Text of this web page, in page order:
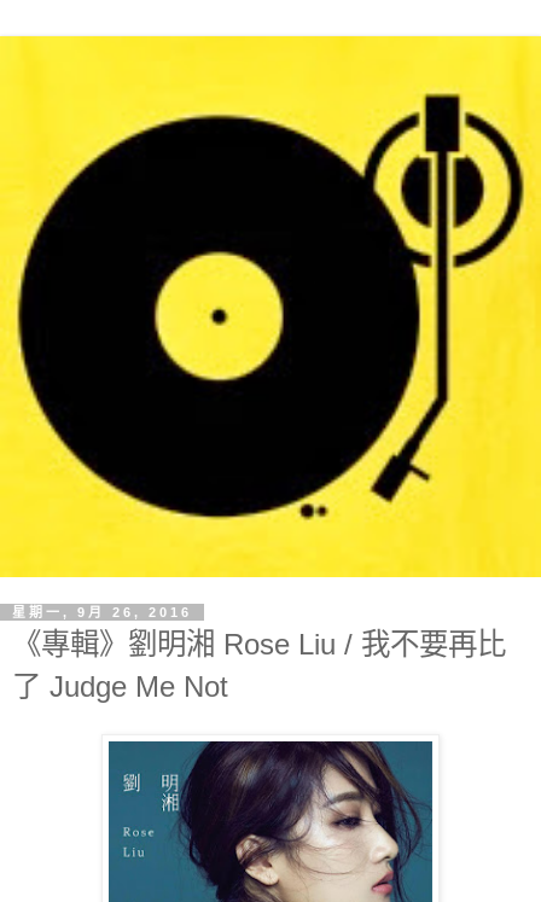
星期一, 9月 26, 2016
《專輯》劉明湘 Rose Liu / 我不要再比
了 Judge Me Not